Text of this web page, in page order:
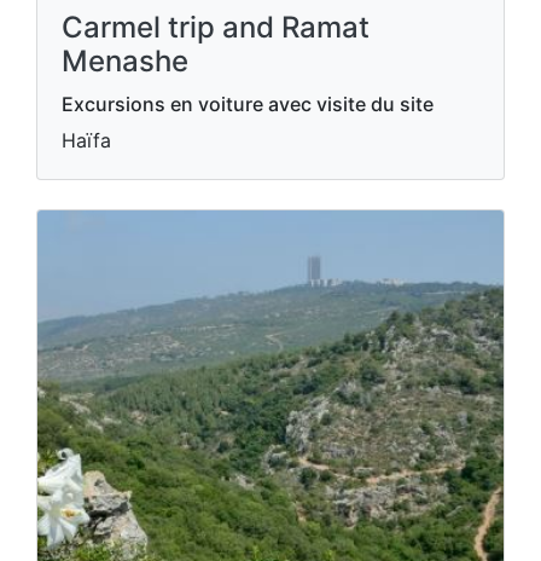
Carmel trip and Ramat
Menashe
Excursions en voiture avec visite du site
Haïfa